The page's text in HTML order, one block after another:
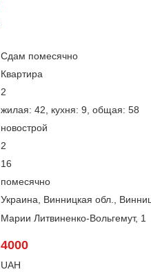
Сдам помесячно
Квартира
2
жилая: 42, кухня: 9, общая: 58
новострой
2
16
помесячно
Украина, Винницкая обл.,
Марии Литвиненко-Вольгемут, 1
4000
UAH